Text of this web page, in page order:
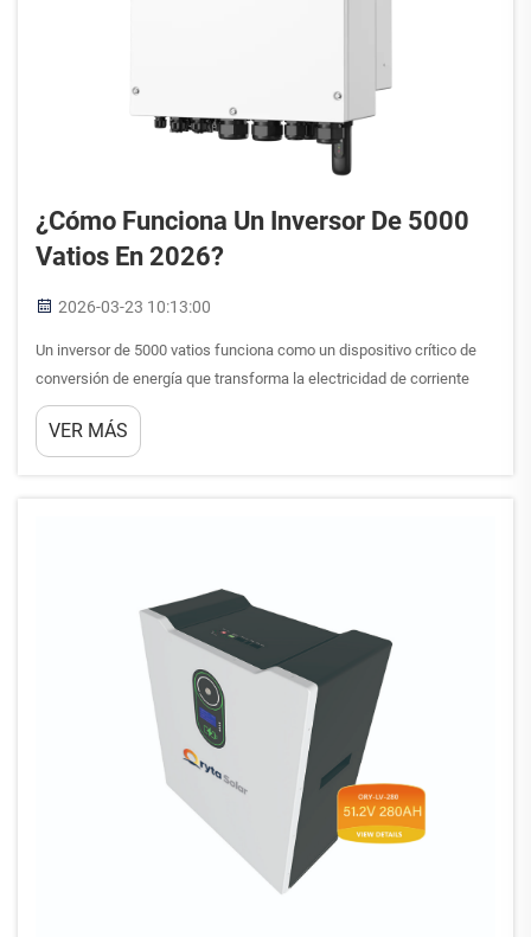
¿Cómo Funciona Un Inversor De 5000
Vatios En 2026?
2026-03-23 10:13:00
Un inversor de 5000 vatios funciona como un dispositivo crítico de
conversión de energía que transforma la electricidad de corriente
continua (CC) procedente de baterías o paneles solares en
electricidad de corriente alterna (CA), adecuada para alimentar
VER MÁS